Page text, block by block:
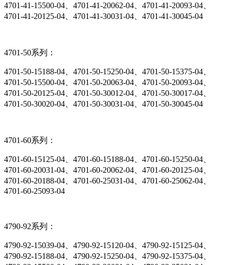
4701-41-15500-04、4701-41-20062-04、4701-41-20093-04、
4701-41-20125-04、4701-41-30031-04、4701-41-30045-04
4701-50系列：
4701-50-15188-04、4701-50-15250-04、4701-50-15375-04、
4701-50-15500-04、4701-50-20063-04、4701-50-20093-04、
4701-50-20125-04、4701-50-30012-04、4701-50-30017-04、
4701-50-30020-04、4701-50-30031-04、4701-50-30045-04
4701-60系列：
4701-60-15125-04、4701-60-15188-04、4701-60-15250-04、
4701-60-20031-04、4701-60-20062-04、4701-60-20125-04、
4701-60-20188-04、4701-60-25031-04、4701-60-25062-04、
4701-60-25093-04
4790-92系列：
4790-92-15039-04、4790-92-15120-04、4790-92-15125-04、
4790-92-15188-04、4790-92-15250-04、4790-92-15375-04、